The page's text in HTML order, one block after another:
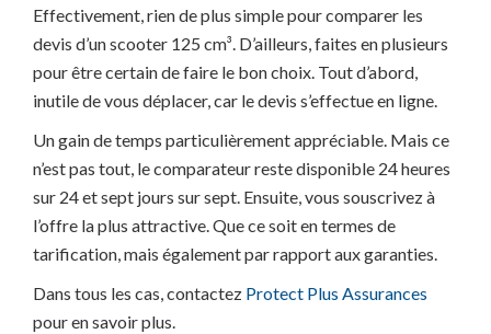
Effectivement, rien de plus simple pour comparer les
devis d’un scooter 125 cm³. D’ailleurs, faites en plusieurs
pour être certain de faire le bon choix. Tout d’abord,
inutile de vous déplacer, car le devis s’effectue en ligne.
Un gain de temps particulièrement appréciable. Mais ce
n’est pas tout, le comparateur reste disponible 24 heures
sur 24 et sept jours sur sept. Ensuite, vous souscrivez à
l’offre la plus attractive. Que ce soit en termes de
tarification, mais également par rapport aux garanties.
Dans tous les cas, contactez Protect Plus Assurances
pour en savoir plus.